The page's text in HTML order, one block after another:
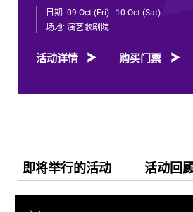
龟兹文化流淌着古往今来各族人民
我、我中有你”，成为新疆历史文化
艺术的交融流变搬上舞台。
运，服装设计阳东霖，视觉总监王
威、古力加娜提·沙塔尔、付阳雪，
灯光设计刘钊，造型设计徐彬，道
日期: 09 Oct (Fri) - 10 Oct (Sat)
场地: 演艺歌剧院
活动详情 购买门票
即将举行的活动 活动回